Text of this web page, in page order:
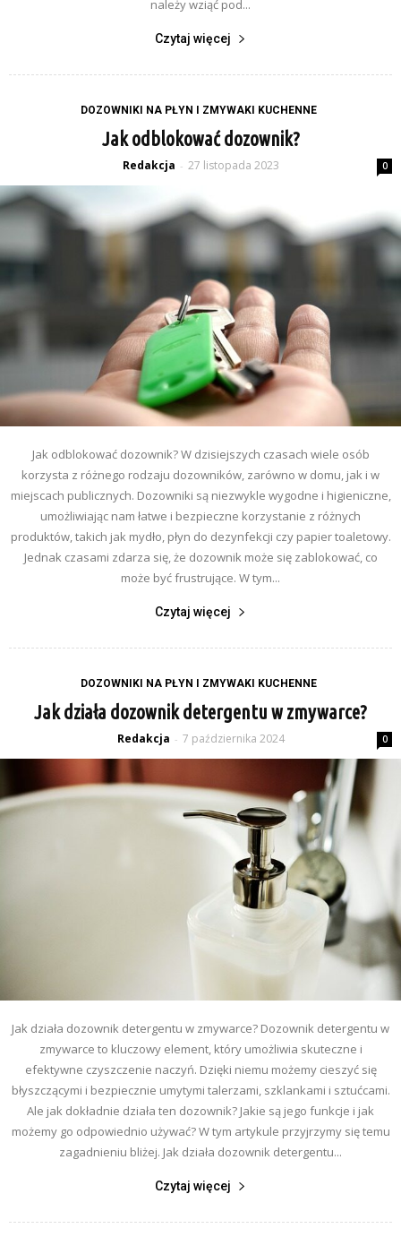
należy wziąć pod...
Czytaj więcej
DOZOWNIKI NA PŁYN I ZMYWAKI KUCHENNE
Jak odblokować dozownik?
Redakcja - 27 listopada 2023 0
Jak odblokować dozownik? W dzisiejszych czasach wiele osób
korzysta z różnego rodzaju dozowników, zarówno w domu, jak i w
miejscach publicznych. Dozowniki są niezwykle wygodne i higieniczne,
umożliwiając nam łatwe i bezpieczne korzystanie z różnych
produktów, takich jak mydło, płyn do dezynfekcji czy papier toaletowy.
Jednak czasami zdarza się, że dozownik może się zablokować, co
może być frustrujące. W tym...
Czytaj więcej
DOZOWNIKI NA PŁYN I ZMYWAKI KUCHENNE
Jak działa dozownik detergentu w zmywarce?
Redakcja - 7 października 2024 0
Jak działa dozownik detergentu w zmywarce? Dozownik detergentu w
zmywarce to kluczowy element, który umożliwia skuteczne i
efektywne czyszczenie naczyń. Dzięki niemu możemy cieszyć się
błyszczącymi i bezpiecznie umytymi talerzami, szklankami i sztućcami.
Ale jak dokładnie działa ten dozownik? Jakie są jego funkcje i jak
możemy go odpowiednio używać? W tym artykule przyjrzymy się temu
zagadnieniu bliżej. Jak działa dozownik detergentu...
Czytaj więcej